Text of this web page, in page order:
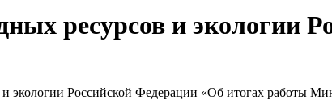
ресурсов и экологии
экологии Российской Федерации «Об итогах работы